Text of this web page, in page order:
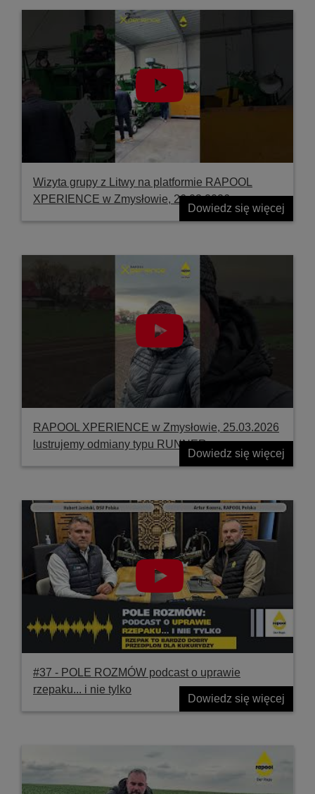
Wizyta grupy z Litwy na platformie RAPOOL
XPERIENCE w Zmysłowie, 26.03.2026
Dowiedz się więcej
RAPOOL XPERIENCE w Zmysłowie, 25.03.2026
lustrujemy odmiany typu RUNNER
Dowiedz się więcej
#37 ‐ POLE ROZMÓW podcast o uprawie
rzepaku... i nie tylko
Dowiedz się więcej